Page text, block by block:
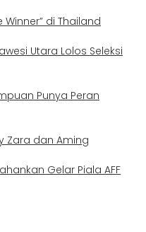
di Thailand
Utara Lolos Seleksi
Punya Peran
Zara dan Aming
Gelar Piala AFF